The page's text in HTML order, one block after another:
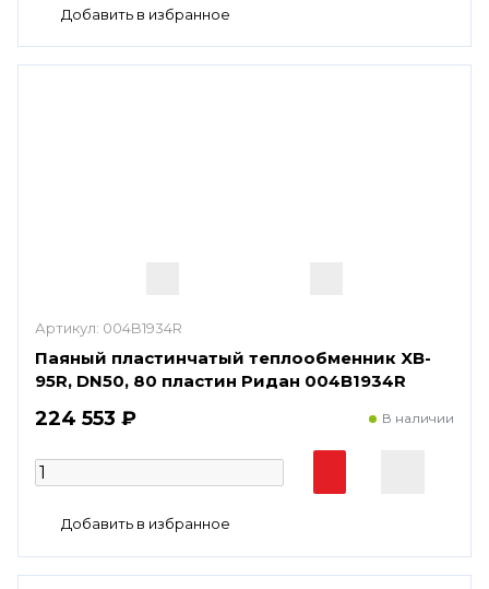
Артикул: 004B1934R
Паяный пластинчатый теплообменник XB-
95R, DN50, 80 пластин Ридан 004B1934R
224 553 ₽ В наличии